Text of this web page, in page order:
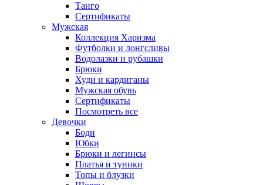
Танго
Сертификаты
Мужская
Коллекция Харизма
Футболки и лонгсливы
Водолазки и рубашки
Брюки
Худи и кардиганы
Мужская обувь
Сертификаты
Посмотреть все
Девочки
Боди
Юбки
Брюки и легинсы
Платья и туники
Топы и блузки